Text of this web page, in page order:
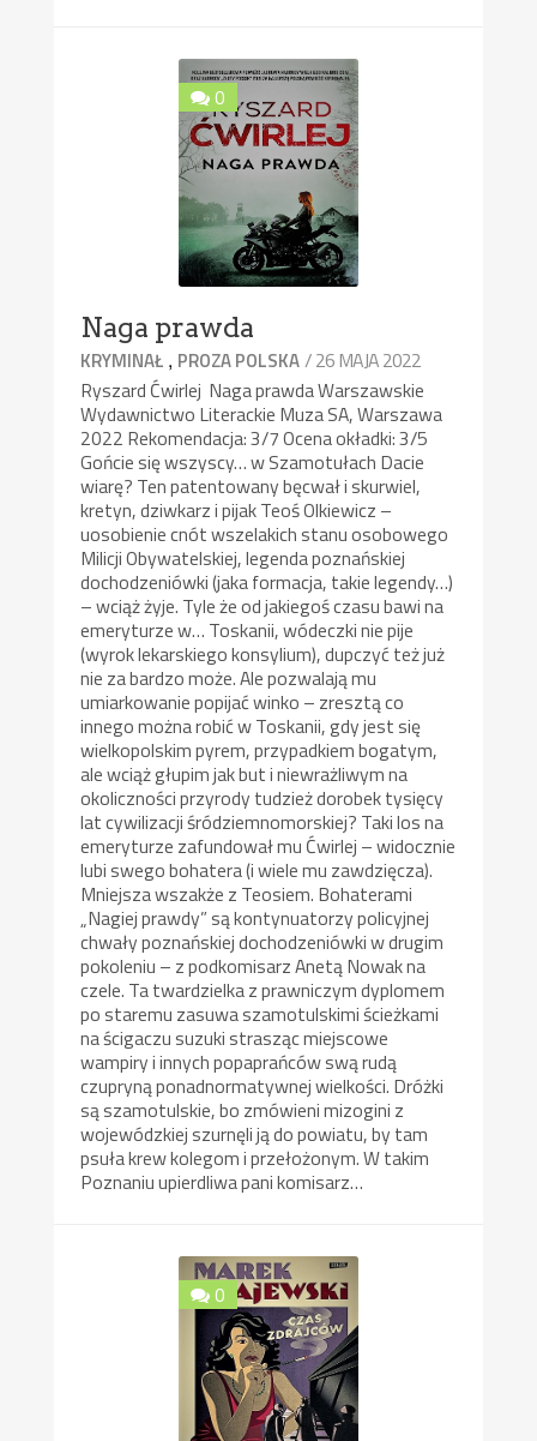
0
Naga prawda
KRYMINAŁ , PROZA POLSKA/ 26 MAJA 2022
Ryszard Ćwirlej Naga prawda Warszawskie
Wydawnictwo Literackie Muza SA, Warszawa
2022 Rekomendacja: 3/7 Ocena okładki: 3/5
Gońcie się wszyscy… w Szamotułach Dacie
wiarę? Ten patentowany bęcwał i skurwiel,
kretyn, dziwkarz i pijak Teoś Olkiewicz –
uosobienie cnót wszelakich stanu osobowego
Milicji Obywatelskiej, legenda poznańskiej
dochodzeniówki (jaka formacja, takie legendy…)
– wciąż żyje. Tyle że od jakiegoś czasu bawi na
emeryturze w… Toskanii, wódeczki nie pije
(wyrok lekarskiego konsylium), dupczyć też już
nie za bardzo może. Ale pozwalają mu
umiarkowanie popijać winko – zresztą co
innego można robić w Toskanii, gdy jest się
wielkopolskim pyrem, przypadkiem bogatym,
ale wciąż głupim jak but i niewrażliwym na
okoliczności przyrody tudzież dorobek tysięcy
lat cywilizacji śródziemnomorskiej? Taki los na
emeryturze zafundował mu Ćwirlej – widocznie
lubi swego bohatera (i wiele mu zawdzięcza).
Mniejsza wszakże z Teosiem. Bohaterami
„Nagiej prawdy” są kontynuatorzy policyjnej
chwały poznańskiej dochodzeniówki w drugim
pokoleniu – z podkomisarz Anetą Nowak na
czele. Ta twardzielka z prawniczym dyplomem
po staremu zasuwa szamotulskimi ścieżkami
na ścigaczu suzuki strasząc miejscowe
wampiry i innych popaprańców swą rudą
czupryną ponadnormatywnej wielkości. Dróżki
są szamotulskie, bo zmówieni mizogini z
wojewódzkiej szurnęli ją do powiatu, by tam
psuła krew kolegom i przełożonym. W takim
Poznaniu upierdliwa pani komisarz…
0